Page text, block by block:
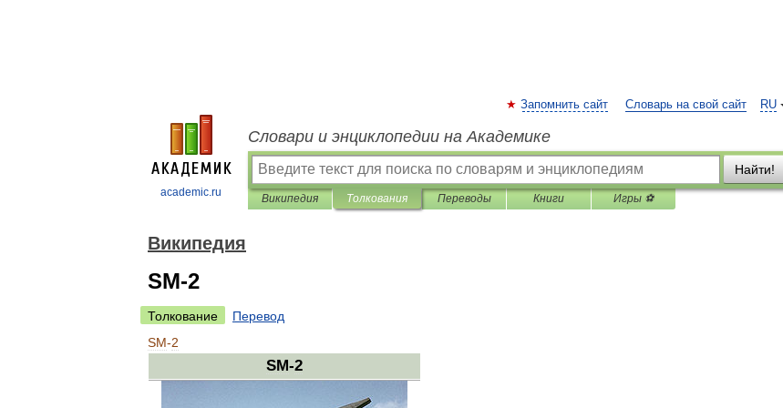
academic.ru
RU
Запомнить сайт Словарь на свой сайт
Словари и энциклопедии на Академике
Найти!
Википедия Толкования Переводы Книги Игры ⚽
Википедия
SM-2
Толкование
Перевод
SM-2
SM-2